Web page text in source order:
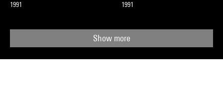
1991
1991
Show more